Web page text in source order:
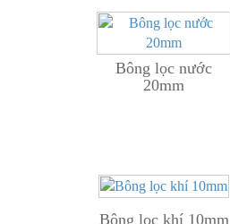
Bông lọc nước
20mm
Bông lọc khí 10mm